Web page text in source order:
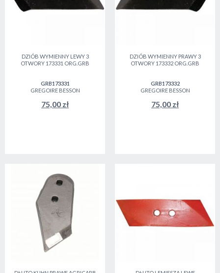
DZIÓB WYMIENNY LEWY 3
OTWORY 173331 ORG.GRB
GRB173331
GREGOIRE BESSON
75,00 zł
DZIÓB WYMIENNY PRAWY 3
OTWORY 173332 ORG.GRB
GRB173332
GREGOIRE BESSON
75,00 zł